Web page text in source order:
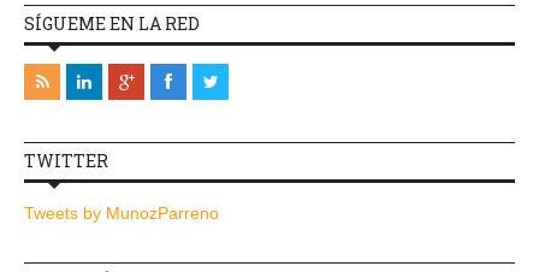
SÍGUEME EN LA RED
TWITTER
Tweets by MunozParreno